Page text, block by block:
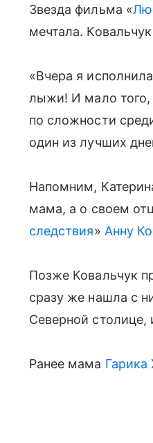
Звезда фильма «
мечтала.
«Вчера я
лыжи! И мало того,
по сложности
один из лучших
Напомним,
мама, а о своем
следствия» Анну
Позже Ковальчук
сразу же нашла с
Северной столице,
Ранее мама Гарика